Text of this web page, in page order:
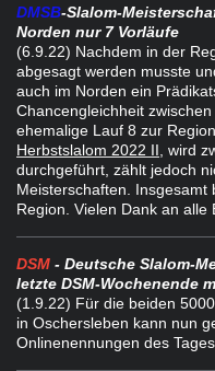
DMSB-Slalom-
Norden nur 7 Vorläufe
(6.9.22) Nachdem in der
abgesagt werden musste
auch im Norden ein
Chancengleichheit
ehemalige Lauf 8 zur
Herbstslalom 2022 II , wird
durchgeführt, zählt jedoch
Meisterschaften. Insgesamt
Region. Vielen Dank an
DSM - Deutsche Slalom-
letzte DSM-Wochenende
(1.9.22) Für die beiden
in Oschersleben kann nun
Onlinenennungen des